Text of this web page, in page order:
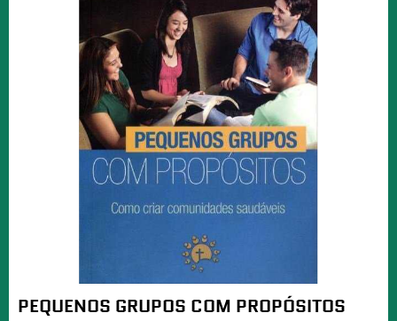
PEQUENOS GRUPOS COM PROPÓSITOS